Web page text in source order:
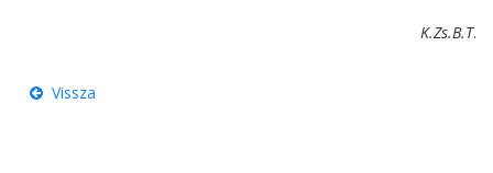
K.Zs.B.T.
Vissza